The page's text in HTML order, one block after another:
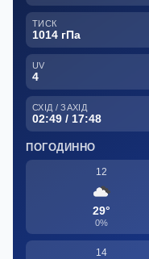
ТИСК
1014 гПа
UV
4
СХІД / ЗАХІД
02:49 / 17:48
ПОГОДИННО
12
29°
0%
14